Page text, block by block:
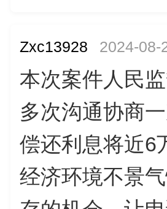
Zxc13928 2024-08-
本次案件人民
多次沟通协商
偿还利息将近6
经济环境不景